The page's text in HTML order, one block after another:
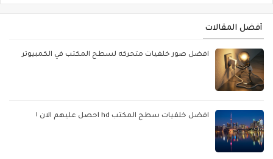
أفضل المقالات
افضل صور خلفيات متحركه لسطح المكتب في الكمبيوتر
افضل خلفيات سطح المكتب hd احصل عليهم الان !